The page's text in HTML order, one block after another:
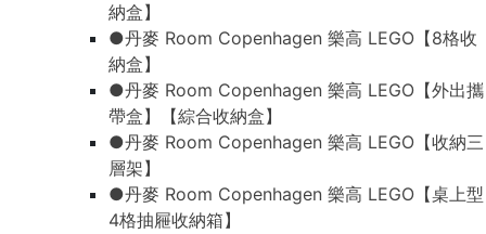
納盒】
●丹麥 Room Copenhagen 樂高 LEGO【8格收
納盒】
●丹麥 Room Copenhagen 樂高 LEGO【外出攜
帶盒】【綜合收納盒】
●丹麥 Room Copenhagen 樂高 LEGO【收納三
層架】
●丹麥 Room Copenhagen 樂高 LEGO【桌上型
4格抽屜收納箱】